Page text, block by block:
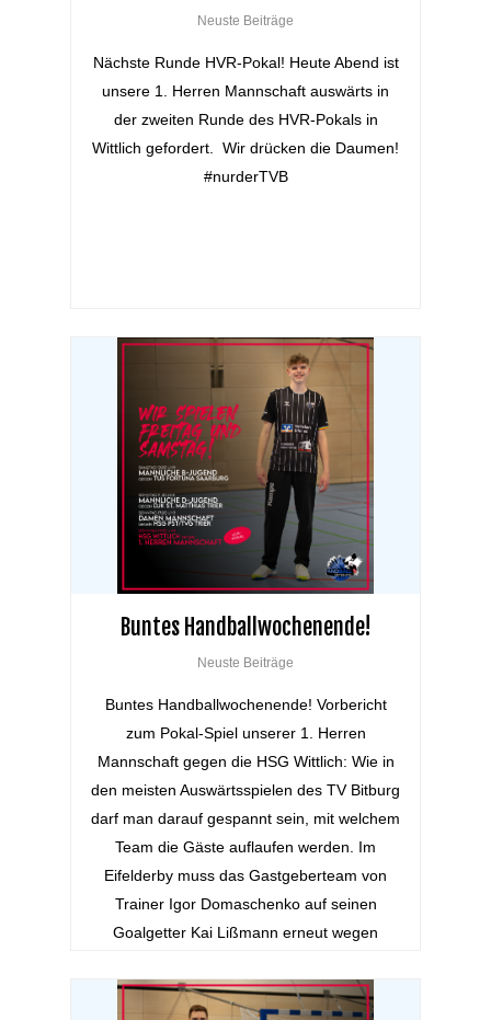
Neuste Beiträge
Nächste Runde HVR-Pokal! Heute Abend ist
unsere 1. Herren Mannschaft auswärts in
der zweiten Runde des HVR-Pokals in
Wittlich gefordert. Wir drücken die Daumen!
#nurderTVB
Buntes Handballwochenende!
Neuste Beiträge
Buntes Handballwochenende! Vorbericht
zum Pokal-Spiel unserer 1. Herren
Mannschaft gegen die HSG Wittlich: Wie in
den meisten Auswärtsspielen des TV Bitburg
darf man darauf gespannt sein, mit welchem
Team die Gäste auflaufen werden. Im
Eifelderby muss das Gastgeberteam von
Trainer Igor Domaschenko auf seinen
Goalgetter Kai Lißmann erneut wegen